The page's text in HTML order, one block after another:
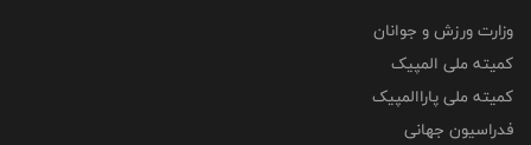
وزارت ورزش و جوانان
کمیته ملی المپیک
کمیته ملی پاراالمپیک
فدراسیون جهانی